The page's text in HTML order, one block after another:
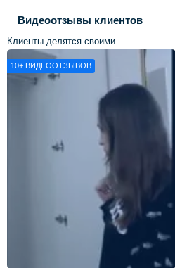
Видеоотзывы клиентов
Клиенты делятся своими
впечатлениями о нашей работе
10+ ВИДЕООТЗЫВОВ